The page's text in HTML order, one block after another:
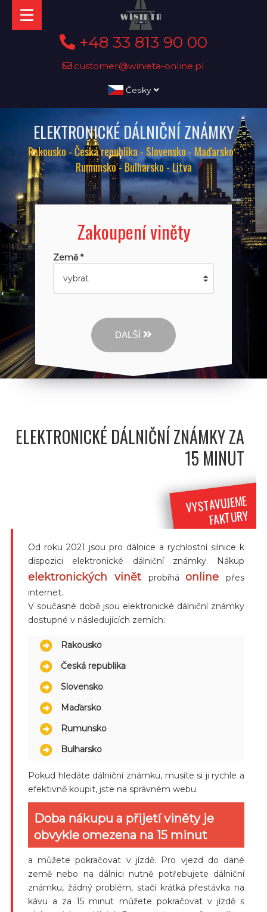
+48 33 813 90 00
customer@winieta-online.pl
Česky
ELEKTRONICKÉ DÁLNIČNÍ ZNÁMKY
Rakousko - Česká republika - Slovensko - Maďarsko -
Rumunsko - Bulharsko - Litva
Zakoupení viněty
Země *
DALŠÍ
ELEKTRONICKÉ DÁLNIČNÍ ZNÁMKY ZA
15 MINUT
VYSTAVUJEME
FAKTURY
Od roku 2021 jsou pro dálnice a rychlostní silnice k
dispozici elektronické dálniční známky. Nákup
elektronických vinět probíháonlinepřes
internet.
V současné době jsou elektronické dálniční známky
dostupné v následujících zemích:
Rakousko
Česká republika
Slovensko
Maďarsko
Rumunsko
Bulharsko
Pokud hledáte dálniční známku, musíte si ji rychle a
efektivně koupit, jste na správném webu.
Doba nákupu a přijetí viněty je
obvykle omezena na 15 minut
a můžete pokračovat v jízdě. Pro vjezd do dané
země nebo na dálnici nutně potřebujete dálniční
známku, žádný problém, stačí krátká přestávka na
kávu a za 15 minut můžete pokračovat v jízdě s